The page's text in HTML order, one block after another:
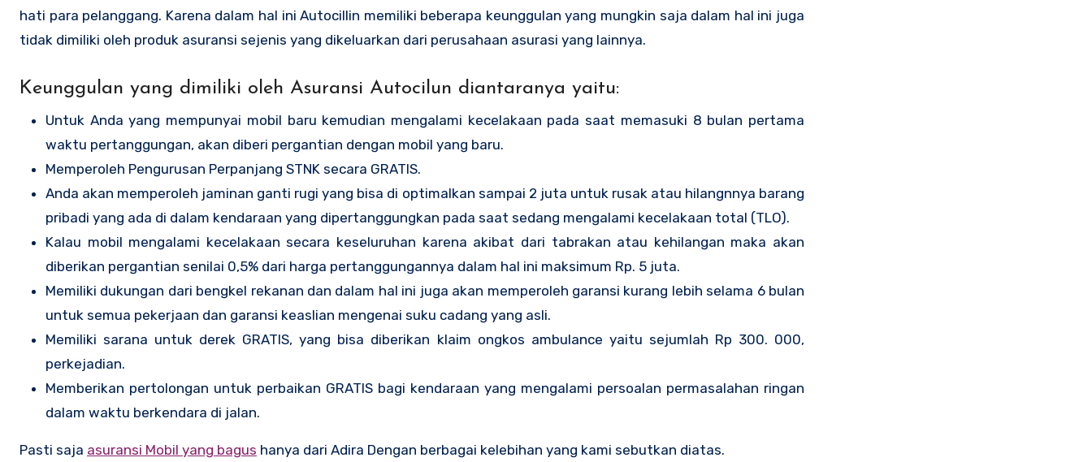
hati para pelanggang. Karena dalam hal ini Autocillin memiliki beberapa keunggulan yang mungkin saja dalam hal ini juga
tidak dimiliki oleh produk asuransi sejenis yang dikeluarkan dari perusahaan asurasi yang lainnya.
Keunggulan yang dimiliki oleh Asuransi Autocilun diantaranya yaitu:
Untuk Anda yang mempunyai mobil baru kemudian mengalami kecelakaan pada saat memasuki 8 bulan pertama
waktu pertanggungan, akan diberi pergantian dengan mobil yang baru.
Memperoleh Pengurusan Perpanjang STNK secara GRATIS.
Anda akan memperoleh jaminan ganti rugi yang bisa di optimalkan sampai 2 juta untuk rusak atau hilangnnya barang
pribadi yang ada di dalam kendaraan yang dipertanggungkan pada saat sedang mengalami kecelakaan total (TLO).
Kalau mobil mengalami kecelakaan secara keseluruhan karena akibat dari tabrakan atau kehilangan maka akan
diberikan pergantian senilai 0,5% dari harga pertanggungannya dalam hal ini maksimum Rp. 5 juta.
Memiliki dukungan dari bengkel rekanan dan dalam hal ini juga akan memperoleh garansi kurang lebih selama 6 bulan
untuk semua pekerjaan dan garansi keaslian mengenai suku cadang yang asli.
Memiliki sarana untuk derek GRATIS, yang bisa diberikan klaim ongkos ambulance yaitu sejumlah Rp 300. 000,
perkejadian.
Memberikan pertolongan untuk perbaikan GRATIS bagi kendaraan yang mengalami persoalan permasalahan ringan
dalam waktu berkendara di jalan.
Pasti saja asuransi Mobil yang bagus hanya dari Adira Dengan berbagai kelebihan yang kami sebutkan diatas.